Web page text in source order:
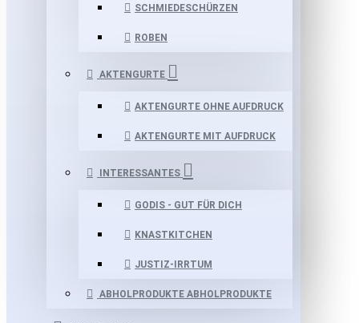
SCHMIEDESCHÜRZEN
ROBEN
AKTENGURTE
AKTENGURTE OHNE AUFDRUCK
AKTENGURTE MIT AUFDRUCK
INTERESSANTES
GODIS - GUT FÜR DICH
KNASTKITCHEN
JUSTIZ-IRRTUM
ABHOLPRODUKTE ABHOLPRODUKTE